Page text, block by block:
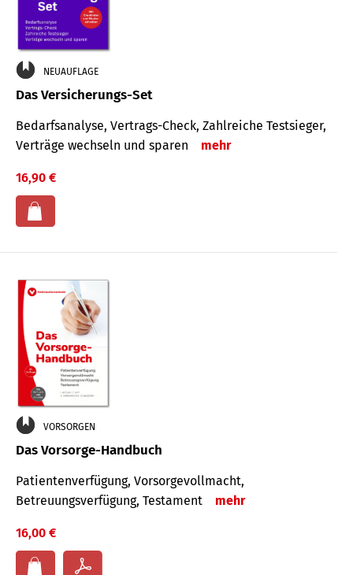
NEUAUFLAGE
Das Versicherungs-Set
Bedarfsanalyse, Vertrags-Check, Zahlreiche Testsieger,
Verträge wechseln und sparen
mehr
16,90 €
VORSORGEN
Das Vorsorge-Handbuch
Patientenverfügung, Vorsorgevollmacht,
Betreuungsverfügung, Testament
mehr
16,00 €